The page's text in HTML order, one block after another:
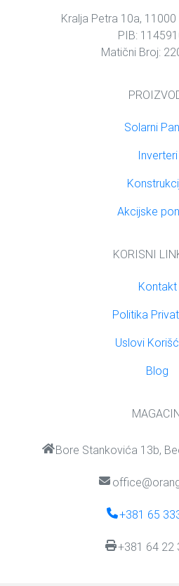
Kralja Petra 10a,
PIB:
Matični Broj:
Solarni
Inverteri
Akcijske
KORISNI
Kontakt
Politika
Uslovi
Blog
Bore Stankovića 13b,
+381 65
+381 64 22